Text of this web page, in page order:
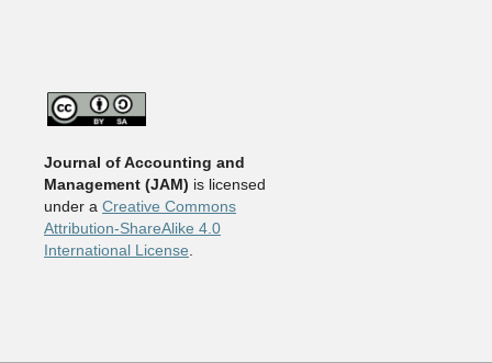
Journal of Accounting and
Management (JAM) is licensed
under a Creative Commons
Attribution-ShareAlike 4.0
International License